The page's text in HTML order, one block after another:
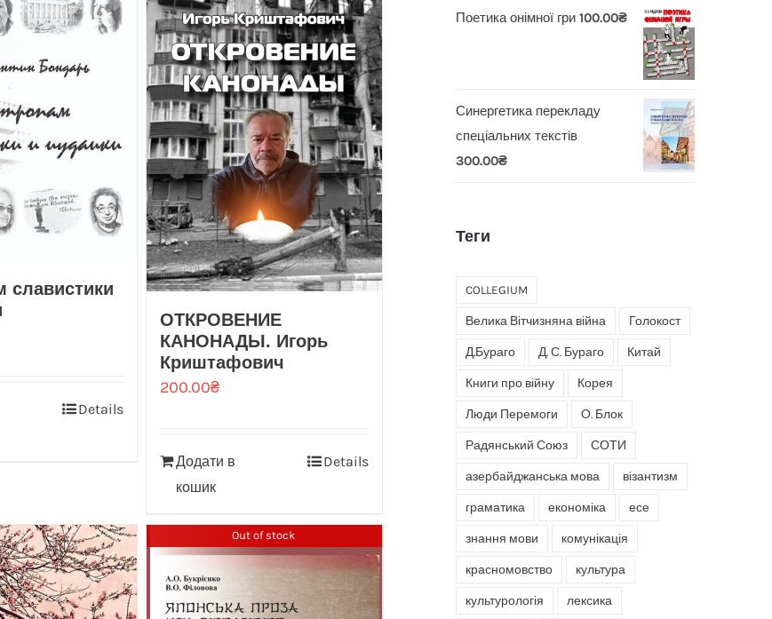
славистики
Details
ОТКРОВЕНИЕ
КАНОНАДЫ. Игорь
Криштафович
200.00₴
Додати в
кошик
Details
Out of stock
Поетика онімної гри 100.00₴
Синергетика перекладу
спеціальних текстів
300.00₴
Теги
COLLEGIUM
Велика Вітчизняна війна Голокост
Д.Бураго Д. С. Бураго Китай
Книги про війну Корея
Люди Перемоги О. Блок
Радянський Союз СОТИ
азербайджанська мова візантизм
граматика економіка есе
знання мови комунікація
красномовство культура
культурологія лексика